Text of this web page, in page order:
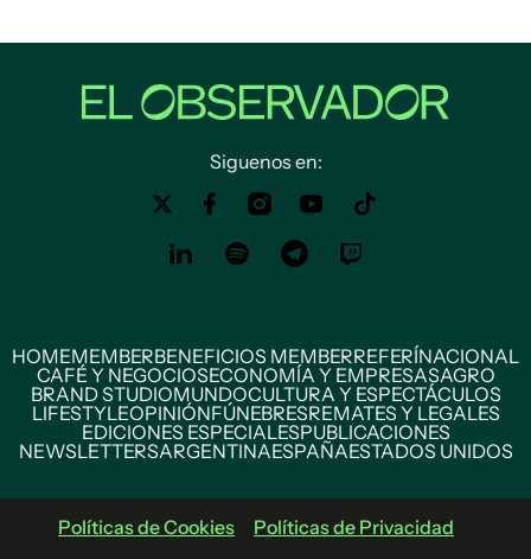
Siguenos en:
HOMEMEMBERBENEFICIOS MEMBERREFERÍNACIONAL
CAFÉ Y NEGOCIOSECONOMÍA Y EMPRESASAGRO
BRAND STUDIOMUNDOCULTURA Y ESPECTÁCULOS
LIFESTYLEOPINIÓNFÚNEBRESREMATES Y LEGALES
EDICIONES ESPECIALESPUBLICACIONES
NEWSLETTERSARGENTINAESPAÑAESTADOS UNIDOS
Políticas de Cookies
Políticas de Privacidad